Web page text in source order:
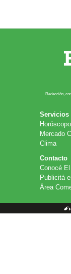
Redacción,
Servicios
Horóscopo
Mercado
Clima
Contacto
Conocé
Publicitá
Área